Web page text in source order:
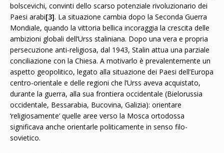
bolscevichi, convinti dello scarso potenziale rivoluzionario dei
Paesi arabi[3]. La situazione cambia dopo la Seconda Guerra
Mondiale, quando la vittoria bellica incoraggia la crescita delle
ambizioni globali dell’Urss staliniana. Dopo una vera e propria
persecuzione anti-religiosa, dal 1943, Stalin attua una parziale
conciliazione con la Chiesa. A motivarlo è prevalentemente un
aspetto geopolitico, legato alla situazione dei Paesi dell’Europa
centro-orientale e delle regioni che l’Urss aveva acquistato,
durante la guerra, alla sua frontiera occidentale (Bielorussia
occidentale, Bessarabia, Bucovina, Galizia): orientare
‘religiosamente’ quelle aree verso la Mosca ortodossa
significava anche orientarle politicamente in senso filo-
sovietico.